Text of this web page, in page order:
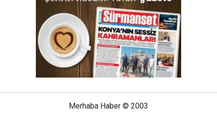
Merhaba Haber © 2003